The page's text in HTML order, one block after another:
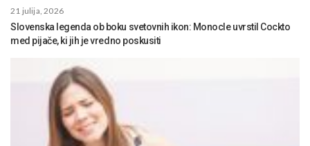
21 julija, 2026
Slovenska legenda ob boku svetovnih ikon: Monocle uvrstil Cockto
med pijače, ki jih je vredno poskusiti